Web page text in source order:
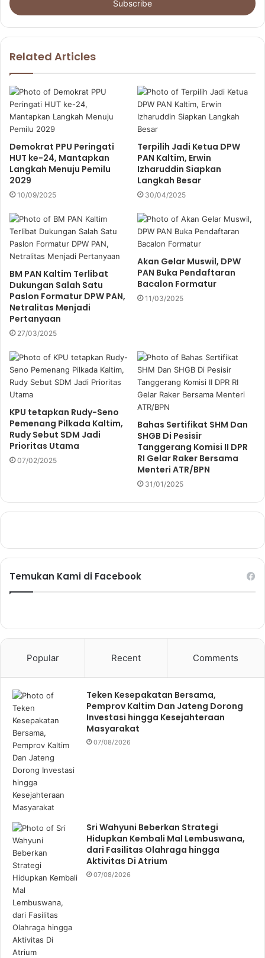
e
y
u
E
m
a
i
l
d
d
r
e
s
Related Articles
Demokrat PPU Peringati
HUT ke-24, Mantapkan
Langkah Menuju Pemilu
2029
10/09/2025
Terpilih Jadi Ketua DPW
PAN Kaltim, Erwin
Izharuddin Siapkan
Langkah Besar
30/04/2025
BM PAN Kaltim Terlibat
Dukungan Salah Satu
Paslon Formatur DPW PAN,
Netralitas Menjadi
Pertanyaan
27/03/2025
Akan Gelar Muswil, DPW
PAN Buka Pendaftaran
Bacalon Formatur
11/03/2025
KPU tetapkan Rudy-Seno
Pemenang Pilkada Kaltim,
Rudy Sebut SDM Jadi
Prioritas Utama
07/02/2025
Bahas Sertifikat SHM Dan
SHGB Di Pesisir
Tanggerang Komisi II DPR
RI Gelar Raker Bersama
Menteri ATR/BPN
31/01/2025
Temukan Kami di Facebook
Popular Recent Comments
Teken Kesepakatan Bersama,
Pemprov Kaltim Dan Jateng Dorong
Investasi hingga Kesejahteraan
Masyarakat
07/08/2026
Sri Wahyuni Beberkan Strategi
Hidupkan Kembali Mal Lembuswana,
dari Fasilitas Olahraga hingga
Aktivitas Di Atrium
07/08/2026